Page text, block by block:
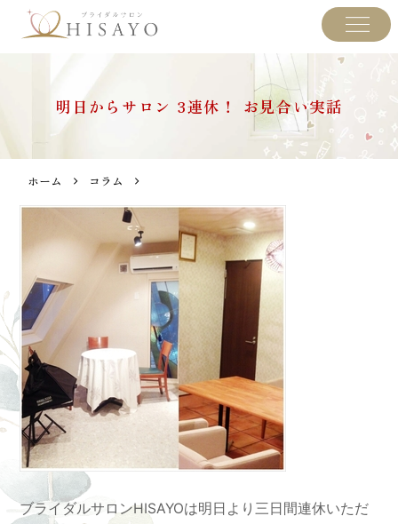
明日からサロン 3連休！ お見合い実話
ホーム コラム
ブライダルサロンHISAYOは明日より三日間連休いただ